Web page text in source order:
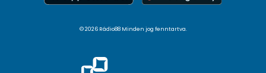
© 2026 Rádio88 Minden jog fenntartva.